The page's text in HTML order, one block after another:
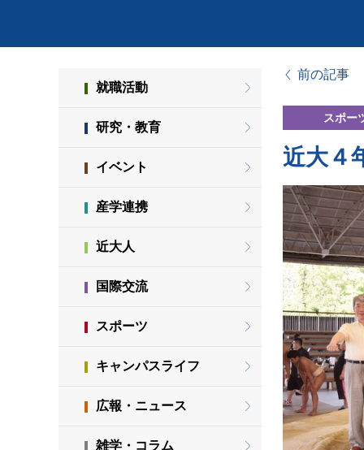
前の記事
スポー
近大４
就職活動
研究・教育
イベント
産学連携
近大人
国際交流
スポーツ
キャンパスライフ
広報・ニュース
雑学・コラム